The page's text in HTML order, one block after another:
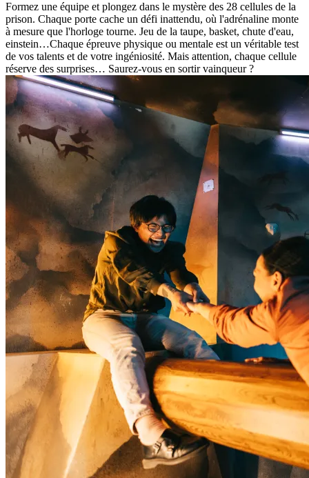
Formez une équipe et plongez dans le mystère des 28 cellules de la
prison. Chaque porte cache un défi inattendu, où l'adrénaline monte
à mesure que l'horloge tourne. Jeu de la taupe, basket, chute d'eau,
einstein…Chaque épreuve physique ou mentale est un véritable test
de vos talents et de votre ingéniosité. Mais attention, chaque cellule
réserve des surprises… Saurez-vous en sortir vainqueur ?